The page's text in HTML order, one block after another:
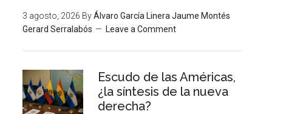
3 agosto, 2026 ByÁlvaro García Linera Jaume Montés
Gerard Serralabós
Leave a Comment
Escudo de las Américas,
¿la síntesis de la nueva
derecha?